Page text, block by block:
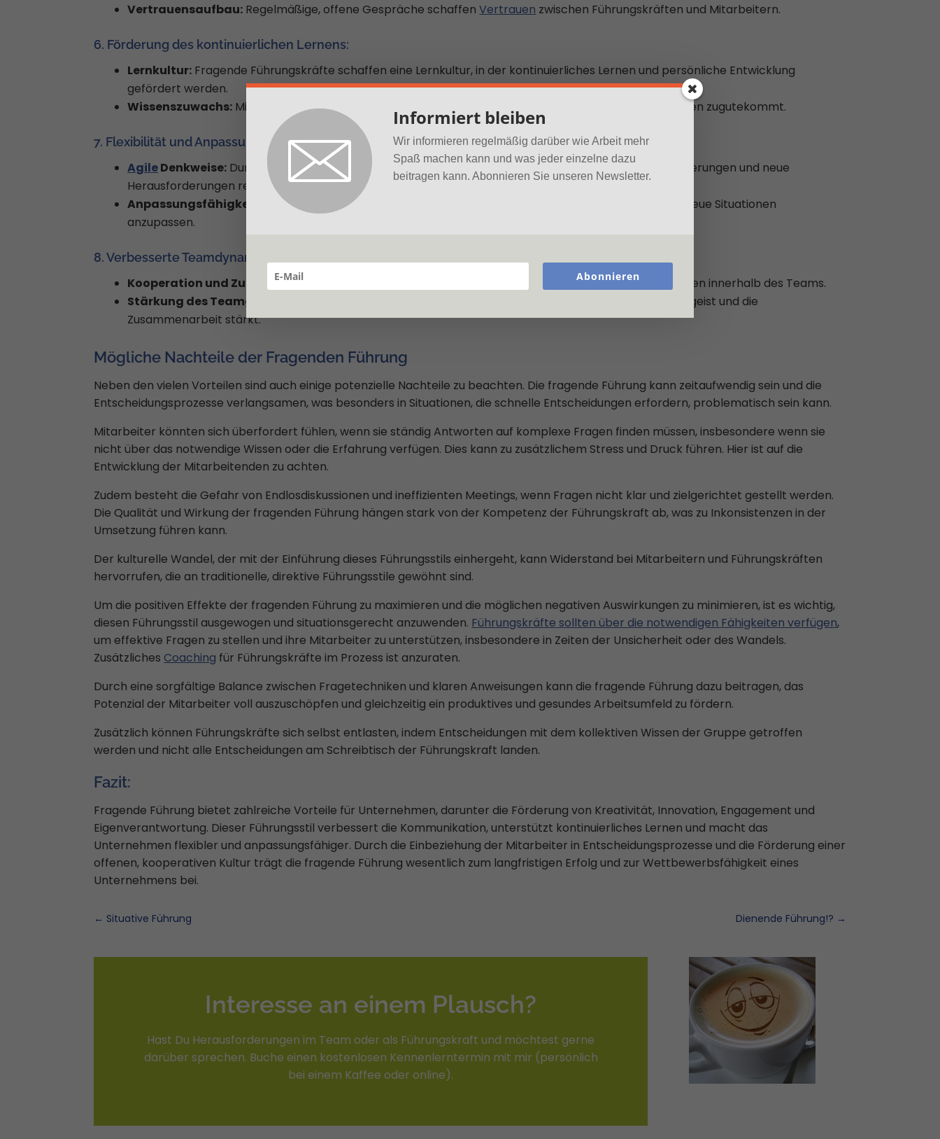
Vertrauensaufbau: Regelmäßige, offene Gespräche schaffenVertrauen zwischen Führungskräften und Mitarbeitern.
6. Förderung des kontinuierlichen Lernens:
Lernkultur: Fragende Führungskräfte schaffen eine Lernkultur, in der kontinuierliches Lernen und persönliche Entwicklung
gefördert werden.
Wissenszuwachs: Mitarbeiter erweitern ständig ihr Wissen und ihre Fähigkeiten, was dem Unternehmen zugutekommt.
7. Flexibilität und Anpassungsfähigkeit:
AgileDenkweise: Durch das Stellen von Fragen können Führungskräfte und Teams besser auf Veränderungen und neue
Herausforderungen reagieren.
Anpassungsfähigkeit:
Mitarbeiter entwickeln eine flexible Denkweise, die ihnen hilft, sich schnell an neue Situationen
anzupassen.
8. Verbesserte Teamdynamik:
Kooperation und Zusammenarbeit:
Fragen fördern die Zusammenarbeit und den Austausch von Ideen innerhalb des Teams.
Stärkung des Teamgeists:
Mitarbeiter fühlen sich als wertvolle Mitglieder des Teams, was den Teamgeist und die
Zusammenarbeit stärkt.
Mögliche Nachteile der Fragenden Führung
Neben den vielen Vorteilen sind auch einige potenzielle Nachteile zu beachten. Die fragende Führung kann zeitaufwendig sein und die
Entscheidungsprozesse verlangsamen, was besonders in Situationen, die schnelle Entscheidungen erfordern, problematisch sein kann.
Mitarbeiter könnten sich überfordert fühlen, wenn sie ständig Antworten auf komplexe Fragen finden müssen, insbesondere wenn sie
nicht über das notwendige Wissen oder die Erfahrung verfügen. Dies kann zu zusätzlichem Stress und Druck führen. Hier ist auf die
Entwicklung der Mitarbeitenden zu achten.
Zudem besteht die Gefahr von Endlosdiskussionen und ineffizienten Meetings, wenn Fragen nicht klar und zielgerichtet gestellt werden.
Die Qualität und Wirkung der fragenden Führung hängen stark von der Kompetenz der Führungskraft ab, was zu Inkonsistenzen in der
Umsetzung führen kann.
Der kulturelle Wandel, der mit der Einführung dieses Führungsstils einhergeht, kann Widerstand bei Mitarbeitern und Führungskräften
hervorrufen, die an traditionelle, direktive Führungsstile gewöhnt sind.
Um die positiven Effekte der fragenden Führung zu maximieren und die möglichen negativen Auswirkungen zu minimieren, ist es wichtig,
diesen Führungsstil ausgewogen und situationsgerecht anzuwenden. Führungskräfte sollten über die notwendigen Fähigkeiten verfügen,
um effektive Fragen zu stellen und ihre Mitarbeiter zu unterstützen, insbesondere in Zeiten der Unsicherheit oder des Wandels.
ZusätzlichesCoaching für Führungskräfte im Prozess ist anzuraten.
Durch eine sorgfältige Balance zwischen Fragetechniken und klaren Anweisungen kann die fragende Führung dazu beitragen, das
Potenzial der Mitarbeiter voll auszuschöpfen und gleichzeitig ein produktives und gesundes Arbeitsumfeld zu fördern.
Zusätzlich können Führungskräfte sich selbst entlasten, indem Entscheidungen mit dem kollektiven Wissen der Gruppe getroffen
werden und nicht alle Entscheidungen am Schreibtisch der Führungskraft landen.
Fazit:
Fragende Führung bietet zahlreiche Vorteile für Unternehmen, darunter die Förderung von Kreativität, Innovation, Engagement und
Eigenverantwortung. Dieser Führungsstil verbessert die Kommunikation, unterstützt kontinuierliches Lernen und macht das
Unternehmen flexibler und anpassungsfähiger. Durch die Einbeziehung der Mitarbeiter in Entscheidungsprozesse und die Förderung einer
offenen, kooperativen Kultur trägt die fragende Führung wesentlich zum langfristigen Erfolg und zur Wettbewerbsfähigkeit eines
Unternehmens bei.
← Situative Führung Dienende Führung!? →
Interesse an einem Plausch?
Hast Du Herausforderungen im Team oder als Führungskraft und möchtest gerne
darüber sprechen. Buche einen kostenlosen Kennenlerntermin mit mir (persönlich
bei einem Kaffee oder online).
Informiert bleiben
Wir informieren regelmäßig darüber wie Arbeit mehr
Spaß machen kann und was jeder einzelne dazu
beitragen kann. Abonnieren Sie unseren Newsletter.
Abonnieren